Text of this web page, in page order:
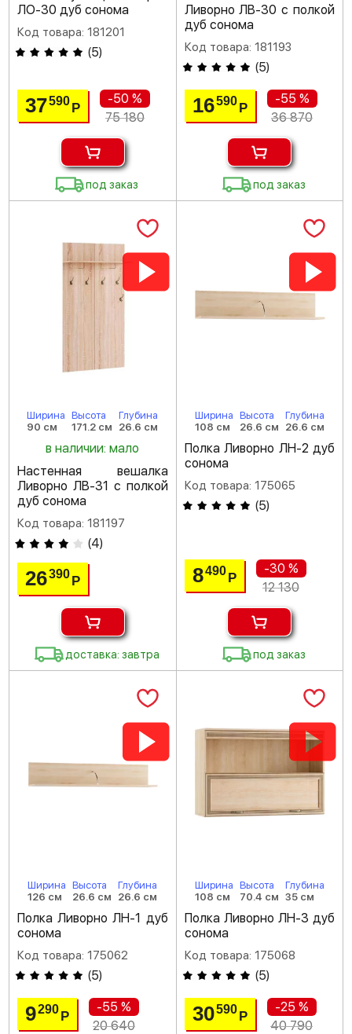
ЛО-30 дуб сонома
Код товара: 181201
(5)
37590Р
-50 %
75 180
под заказ
Ливорно ЛВ-30 с полкой
дуб сонома
Код товара: 181193
(5)
16590 Р
-55 %
36 870
под заказ
Ширина
90 см
Высота
171.2 см
Глубина
26.6 см
в наличии: мало
Настенная вешалка
Ливорно ЛВ-31 с полкой
дуб сонома
Код товара: 181197
(4)
26390Р
доставка: завтра
Ширина
108 см
Высота
26.6 см
Глубина
26.6 см
Полка Ливорно ЛН-2 дуб
сонома
Код товара: 175065
(5)
8490 Р
-30 %
12 130
под заказ
Ширина
126 см
Высота
26.6 см
Глубина
26.6 см
Полка Ливорно ЛН-1 дуб
сонома
Код товара: 175062
(5)
9290Р
-55 %
20 640
Ширина
108 см
Высота
70.4 см
Глубина
35 см
Полка Ливорно ЛН-3 дуб
сонома
Код товара: 175068
(5)
30590 Р
-25 %
40 790